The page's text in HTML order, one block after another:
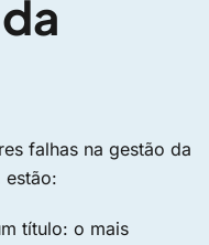
falhas na gestão da
estão:
título: o mais